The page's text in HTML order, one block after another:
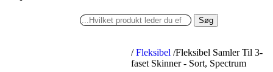
Søg
/ Fleksibel /Fleksibel Samler Til 3-
faset Skinner - Sort, Spectrum